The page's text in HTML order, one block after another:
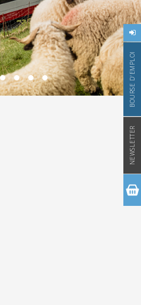
BOURSE D'EMPLOI
NEWSLETTER